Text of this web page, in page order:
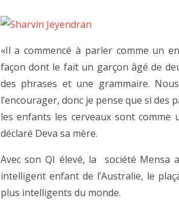
«Il a commencé à parler comme un
façon dont le fait un garçon âgé de
des phrases et une grammaire.
l’encourager, donc je pense que si
les enfants les cerveaux sont
déclaré Deva sa mère.
Avec son QI élevé, la société Mensa
intelligent enfant de l’Australie, le
plus intelligents du monde.